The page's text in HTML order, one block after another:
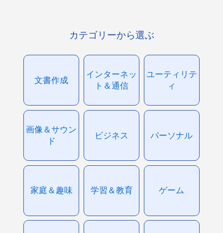
カテゴリーから選ぶ
文書作成
インターネッ
ト＆通信
ユーティリテ
ィ
画像＆サウン
ド
ビジネス パーソナル
家庭＆趣味 学習＆教育 ゲーム